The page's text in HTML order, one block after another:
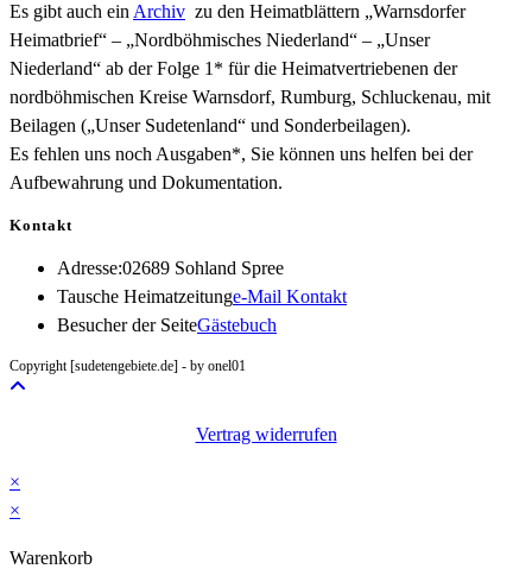
Es gibt auch ein Archiv zu den Heimatblättern „Warnsdorfer
Heimatbrief“ – „Nordböhmisches Niederland“ – „Unser
Niederland“ ab der Folge 1* für die Heimatvertriebenen der
nordböhmischen Kreise Warnsdorf, Rumburg, Schluckenau, mit
Beilagen („Unser Sudetenland“ und Sonderbeilagen).
Es fehlen uns noch Ausgaben*, Sie können uns helfen bei der
Aufbewahrung und Dokumentation.
Kontakt
Adresse:02689 Sohland Spree
Tausche Heimatzeitunge-Mail KontaktOpens
Besucher der SeiteGästebuch
Copyright [sudetengebiete.de] - by onel01
Vertrag widerrufen
×
×
Warenkorb